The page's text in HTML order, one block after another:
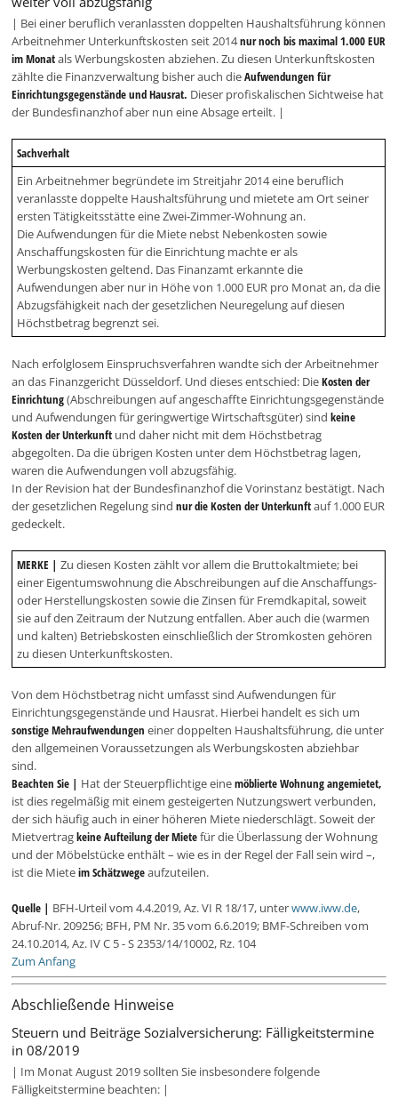
| Bei einer beruflich veranlassten doppelten Haushaltsführung können
Arbeitnehmer Unterkunftskosten seit 2014nur noch bis maximal 1.000 EUR
im Monatals Werbungskosten abziehen. Zu diesen Unterkunftskosten
zählte die Finanzverwaltung bisher auch dieAufwendungen für
Einrichtungsgegenstände und Hausrat. Dieser profiskalischen Sichtweise hat
der Bundesfinanzhof aber nun eine Absage erteilt. |
Sachverhalt
Ein Arbeitnehmer begründete im Streitjahr 2014 eine beruflich
veranlasste doppelte Haushaltsführung und mietete am Ort seiner
ersten Tätigkeitsstätte eine Zwei-Zimmer-Wohnung an.
Die Aufwendungen für die Miete nebst Nebenkosten sowie
Anschaffungskosten für die Einrichtung machte er als
Werbungskosten geltend. Das Finanzamt erkannte die
Aufwendungen aber nur in Höhe von 1.000 EUR pro Monat an, da die
Abzugsfähigkeit nach der gesetzlichen Neuregelung auf diesen
Höchstbetrag begrenzt sei.
Nach erfolglosem Einspruchsverfahren wandte sich der Arbeitnehmer
an das Finanzgericht Düsseldorf. Und dieses entschied: DieKosten der
Einrichtung(Abschreibungen auf angeschaffte Einrichtungsgegenstände
und Aufwendungen für geringwertige Wirtschaftsgüter) sindkeine
Kosten der Unterkunft und daher nicht mit dem Höchstbetrag
abgegolten. Da die übrigen Kosten unter dem Höchstbetrag lagen,
waren die Aufwendungen voll abzugsfähig.
In der Revision hat der Bundesfinanzhof die Vorinstanz bestätigt. Nach
der gesetzlichen Regelung sindnur die Kosten der Unterkunftauf 1.000 EUR
gedeckelt.
MERKE | Zu diesen Kosten zählt vor allem die Bruttokaltmiete; bei
einer Eigentumswohnung die Abschreibungen auf die Anschaffungs-
oder Herstellungskosten sowie die Zinsen für Fremdkapital, soweit
sie auf den Zeitraum der Nutzung entfallen. Aber auch die (warmen
und kalten) Betriebskosten einschließlich der Stromkosten gehören
zu diesen Unterkunftskosten.
Von dem Höchstbetrag nicht umfasst sind Aufwendungen für
Einrichtungsgegenstände und Hausrat. Hierbei handelt es sich um
sonstige Mehraufwendungeneiner doppelten Haushaltsführung, die unter
den allgemeinen Voraussetzungen als Werbungskosten abziehbar
sind.
Beachten Sie | Hat der Steuerpflichtige einemöblierte Wohnung angemietet,
ist dies regelmäßig mit einem gesteigerten Nutzungswert verbunden,
der sich häufig auch in einer höheren Miete niederschlägt. Soweit der
Mietvertragkeine Aufteilung der Mietefür die Überlassung der Wohnung
und der Möbelstücke enthält – wie es in der Regel der Fall sein wird –,
ist die Mieteim Schätzwegeaufzuteilen.
Quelle | BFH-Urteil vom 4.4.2019, Az. VI R 18/17, unterwww.iww.de,
Abruf-Nr. 209256; BFH, PM Nr. 35 vom 6.6.2019; BMF-Schreiben vom
24.10.2014, Az. IV C 5 - S 2353/14/10002, Rz. 104
Zum Anfang
Abschließende Hinweise
Steuern und Beiträge Sozialversicherung: Fälligkeitstermine
in 08/2019
| Im Monat August 2019 sollten Sie insbesondere folgende
Fälligkeitstermine beachten: |